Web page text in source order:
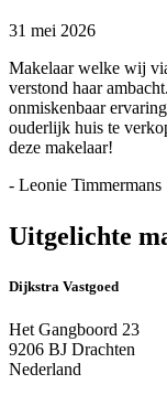
31 mei 2026
Makelaar welke wij
verstond haar
onmiskenbaar
ouderlijk huis te
deze makelaar!
- Leonie Timmermans
Uitgelichte
Dijkstra Vastgoed
Het Gangboord 23
9206 BJ Drachten
Nederland